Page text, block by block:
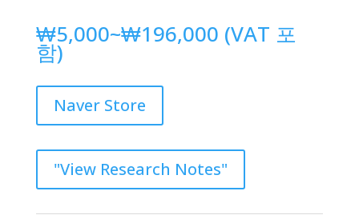
₩5,000~₩196,000가
격
(VAT 포
함)
Naver Store
"View Research Notes"